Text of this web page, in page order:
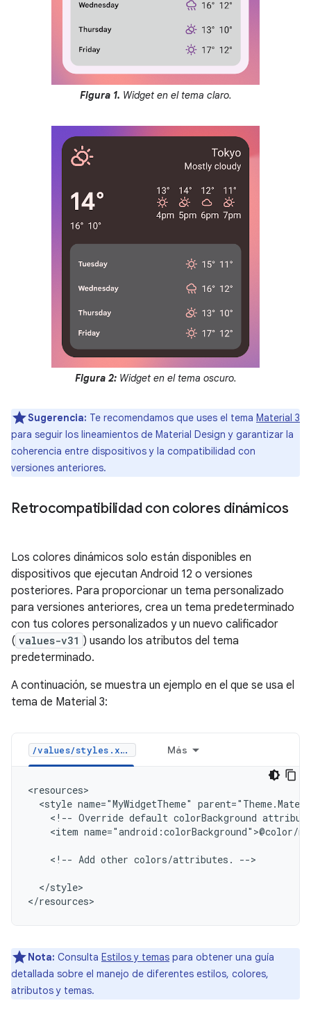
Figura 1. Widget en el tema claro.
Figura 2:Widget en el tema oscuro.
Sugerencia: Te recomendamos que uses el tema Material 3
para seguir los lineamientos de Material Design y garantizar la
coherencia entre dispositivos y la compatibilidad con
versiones anteriores.
Retrocompatibilidad con colores dinámicos
Los colores dinámicos solo están disponibles en
dispositivos que ejecutan Android 12 o versiones
posteriores. Para proporcionar un tema personalizado
para versiones anteriores, crea un tema predeterminado
con tus colores personalizados y un nuevo calificador
( values-v31 ) usando los atributos del tema
predeterminado.
A continuación, se muestra un ejemplo en el que se usa el
tema de Material 3:
/values/styles.xml Más
<style name="MyWidgetTheme"
<!-- Override default colorBackground
<item name="android:colorBackground">@color/
<!-- Add other colors/attributes. -->
</style>
Nota: Consulta Estilos y temas para obtener una guía
detallada sobre el manejo de diferentes estilos, colores,
atributos y temas.